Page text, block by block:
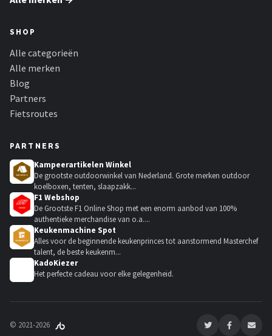
SHOP
Alle categorieën
Alle merken
Blog
Partners
Fietsroutes
PARTNERS
Kampeerartikelen Winkel
De grootste outdoorwinkel van Nederland. Grote merken outdoor
koelboxen, tenten, slaapzakk...
F1 Webshop
De Grootste F1 Online Shop met een enorm aanbod van 100%
authentieke merchandise van o.a....
Keukenmachine Spot
Alles voor de beginnende keukenprinces tot aanstormend Masterchef
talent, de beste keukenm...
KadoKiezer
Het perfecte cadeau voor elke gelegenheid.
© 2021-2026